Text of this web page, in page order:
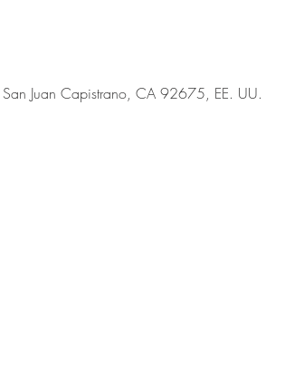
Juan Capistrano, CA 92675, EE. UU.